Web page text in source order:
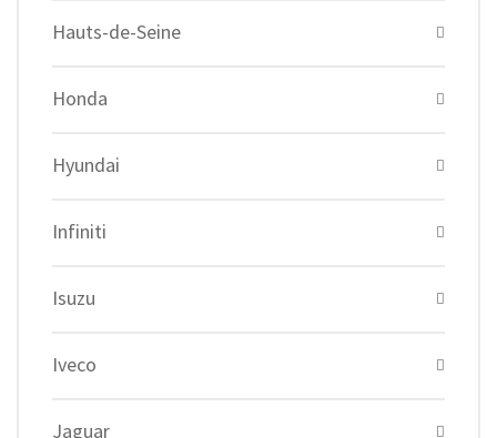
Hauts-de-Seine
Honda
Hyundai
Infiniti
Isuzu
Iveco
Jaguar